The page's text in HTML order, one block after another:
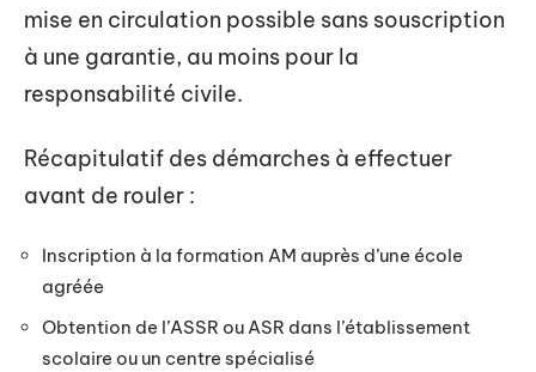
mise en circulation possible sans souscription
à une garantie, au moins pour la
responsabilité civile.
Récapitulatif des démarches à effectuer
avant de rouler :
Inscription à la formation AM auprès d’une école
agréée
Obtention de l’ASSR ou ASR dans l’établissement
scolaire ou un centre spécialisé